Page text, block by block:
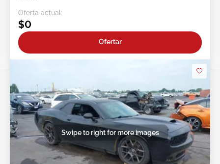
Oferta actual:
$0
Ofertar
Swipe to right for more images